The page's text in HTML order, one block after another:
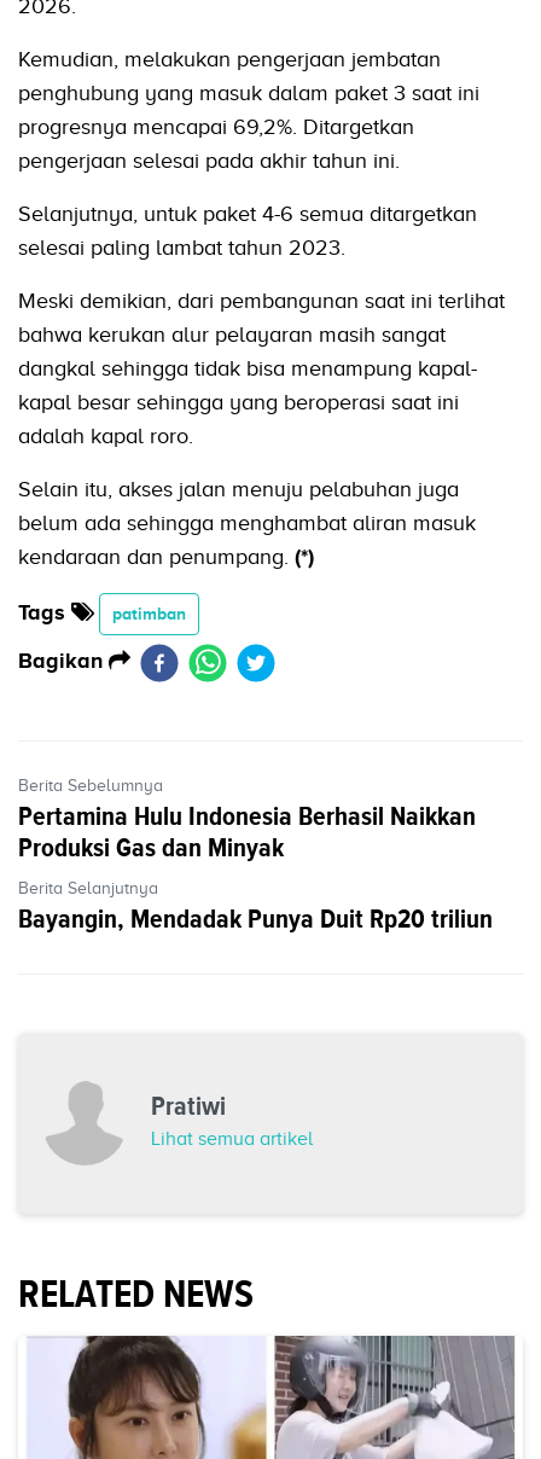
2026.
Kemudian, melakukan pengerjaan jembatan
penghubung yang masuk dalam paket 3 saat ini
progresnya mencapai 69,2%. Ditargetkan
pengerjaan selesai pada akhir tahun ini.
Selanjutnya, untuk paket 4-6 semua ditargetkan
selesai paling lambat tahun 2023.
Meski demikian, dari pembangunan saat ini terlihat
bahwa kerukan alur pelayaran masih sangat
dangkal sehingga tidak bisa menampung kapal-
kapal besar sehingga yang beroperasi saat ini
adalah kapal roro.
Selain itu, akses jalan menuju pelabuhan juga
belum ada sehingga menghambat aliran masuk
kendaraan dan penumpang. (*)
Tags patimban
Bagikan
Berita Sebelumnya
Pertamina Hulu Indonesia Berhasil Naikkan
Produksi Gas dan Minyak
Berita Selanjutnya
Bayangin, Mendadak Punya Duit Rp20 triliun
Pratiwi
Lihat semua artikel
RELATED NEWS